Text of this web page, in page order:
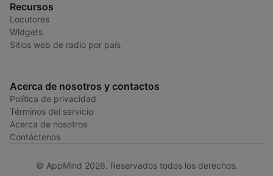
Recursos
Locutores
Widgets
Sitios web de radio por país
Acerca de nosotros y contactos
Política de privacidad
Términos del servicio
Acerca de nosotros
Contáctenos
© AppMind 2026. Reservados todos los derechos.